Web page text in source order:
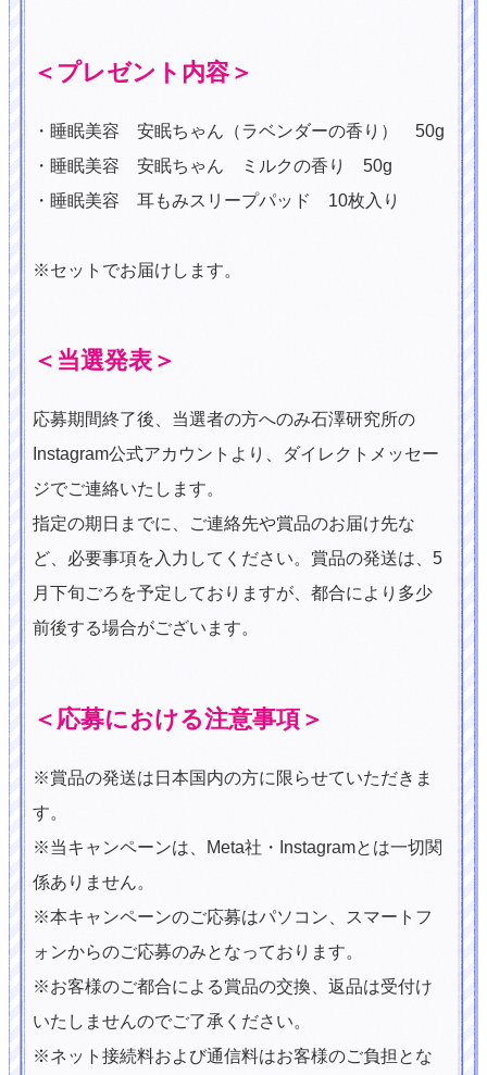
＜プレゼント内容＞
・睡眠美容 安眠ちゃん（ラベンダーの香り） 50g
・睡眠美容 安眠ちゃん ミルクの香り 50g
・睡眠美容 耳もみスリープパッド 10枚入り
※セットでお届けします。
＜当選発表＞
応募期間終了後、当選者の方へのみ石澤研究所の
Instagram公式アカウントより、ダイレクトメッセー
ジでご連絡いたします。
指定の期日までに、ご連絡先や賞品のお届け先な
ど、必要事項を入力してください。賞品の発送は、5
月下旬ごろを予定しておりますが、都合により多少
前後する場合がございます。
＜応募における注意事項＞
※賞品の発送は日本国内の方に限らせていただきま
す。
※当キャンペーンは、Meta社・Instagramとは一切関
係ありません。
※本キャンペーンのご応募はパソコン、スマートフ
ォンからのご応募のみとなっております。
※お客様のご都合による賞品の交換、返品は受付け
いたしませんのでご了承ください。
※ネット接続料および通信料はお客様のご負担とな